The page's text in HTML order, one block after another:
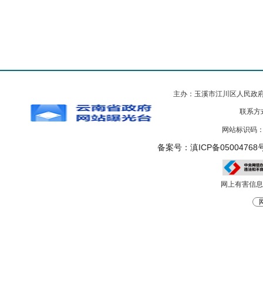
主办：玉溪市江川区人民
联系方
网站标识码
备案号：滇ICP备05004768
网上有害信